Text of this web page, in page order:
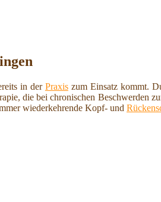
in der Praxiszum Einsatz kommt.
die bei chronischen Beschwerden
wiederkehrende Kopf- und